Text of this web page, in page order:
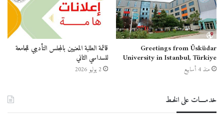
Greetings from Üsküdar
University in Istanbul, Türkiye
منذ 4 أسابيع
قائمة الطلبة المعنيين بالمجلس التأديبي للجامعة
للسداسي الثاني
2 يوليو 2026
خدمــــات على الخـط